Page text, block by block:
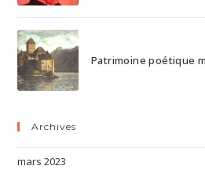
Patrimoine poétique
Archives
mars 2023